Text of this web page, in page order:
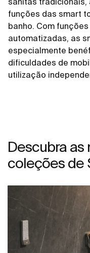
funções das smart
banho. Com
automatizadas, as
especialmente
dificuldades de
utilização
Descubra as
coleções de